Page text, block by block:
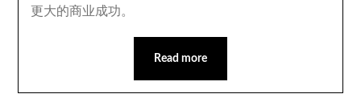
更大的商业成功。
Read more